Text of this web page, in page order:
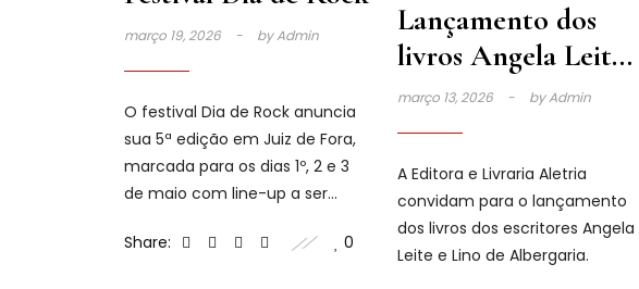
março 19, 2026 byAdmin
O festival Dia de Rock anuncia
sua 5ª edição em Juiz de Fora,
marcada para os dias 1º, 2 e 3
de maio com line-up a ser
Share:
0
Lançamento dos
livros Angela Leite
e Lino de
Albergaria
março 13, 2026 byAdmin
A Editora e Livraria Aletria
convidam para o lançamento
dos livros dos escritores Angela
Leite e Lino de Albergaria.